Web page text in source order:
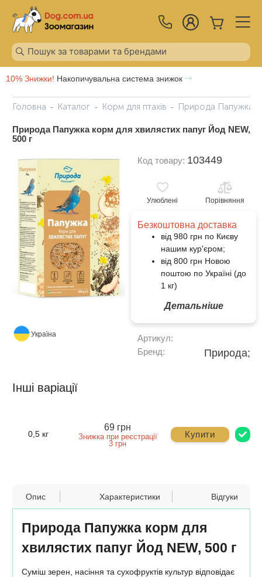
10% Знижки! Накопичувальна система знижок
Головна Каталог Корм для птахів Природа Папужка
Природа Папужка корм для хвилястих папуг Йод NEW,
500 г
Україна
Код товару: 103449
Улюблені Порівняння
Безкоштовна доставка
від 980 грн по Києву
нашим кур'єром;
від 800 грн Новою
поштою по Україні (до
1 кг)
Детальніше
Артикул:
Бренд:
Природа;
Інші варіації
0,5 кг
69 грн
Знижка при реєстрації
3 грн
Купити
Опис Характеристики Відгуки
Природа Папужка корм для
хвилястих папуг Йод NEW, 500 г
Суміш зерен, насіння та сухофруктів культур відповідає